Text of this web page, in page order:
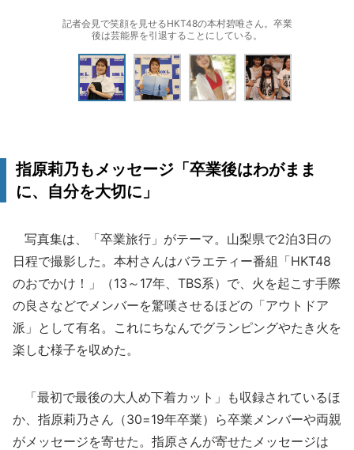
記者会見で笑顔を見せるHKT48の本村碧唯さん。卒業
後は芸能界を引退することにしている。
指原莉乃もメッセージ「卒業後はわがまま
に、自分を大切に」
写真集は、「卒業旅行」がテーマ。山梨県で2泊3日の
日程で撮影した。本村さんはバラエティー番組「HKT48
のおでかけ！」（13～17年、TBS系）で、火を起こす手際
の良さなどでメンバーを驚嘆させるほどの「アウトドア
派」として有名。これにちなんでグランピングやたき火を
楽しむ様子を収めた。
「最初で最後の大人め下着カット」も収録されているほ
か、指原莉乃さん（30=19年卒業）ら卒業メンバーや両親
がメッセージを寄せた。指原さんが寄せたメッセージは